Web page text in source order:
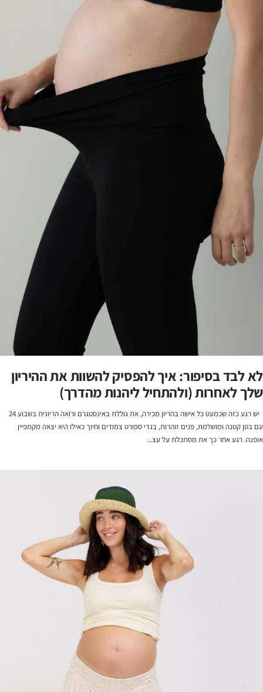
לא לבד בסיפור: איך להפסיק להשוות את ההיריון
שלך לאחרות (ולהתחיל ליהנות מהדרך)
יש רגע כזה שכמעט כל אישה בהריון מכירה, את גוללת באינסטגרם ורואה הריונית בשבוע 24
עם בטן קטנה ומושלמת, פנים זוהרות, בגדי ספורט צמודים וחיוך כאילו היא יצאה מקמפיין
אופנה. רגע אחר כך את מסתכלת על עצ...